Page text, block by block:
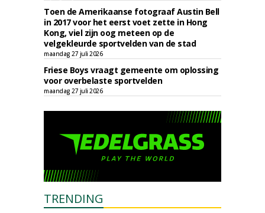
Toen de Amerikaanse fotograaf Austin Bell
in 2017 voor het eerst voet zette in Hong
Kong, viel zijn oog meteen op de
velgekleurde sportvelden van de stad
maandag 27 juli 2026
Friese Boys vraagt gemeente om oplossing
voor overbelaste sportvelden
maandag 27 juli 2026
TRENDING